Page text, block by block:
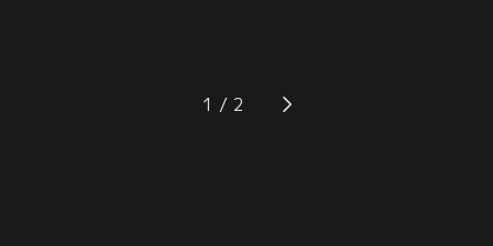
気VTuberの姫魚よるむん。いつも
生配信を見て励まされていたが、あ
彼女はVTuberとしてよるむんに声
を当てる“中の人”で、よるむんを止
1